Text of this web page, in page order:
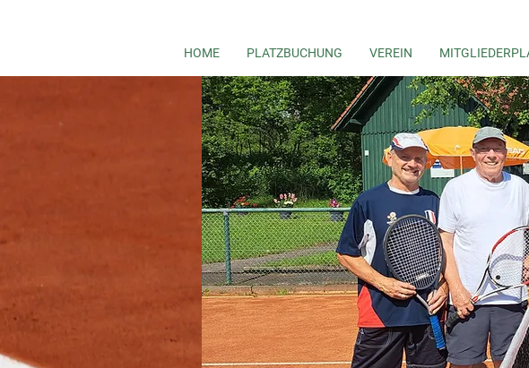
HOME PLATZBUCHUNG VEREIN